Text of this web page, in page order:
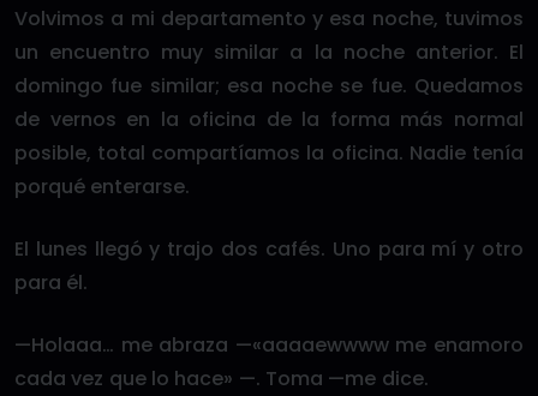
Volvimos a mi departamento y esa noche, tuvimos
un encuentro muy similar a la noche anterior. El
domingo fue similar; esa noche se fue. Quedamos
de vernos en la oficina de la forma más normal
posible, total compartíamos la oficina. Nadie tenía
porqué enterarse.
El lunes llegó y trajo dos cafés. Uno para mí y otro
para él.
—Holaaa… me abraza —«aaaaewwww me enamoro
cada vez que lo hace» —. Toma —me dice.